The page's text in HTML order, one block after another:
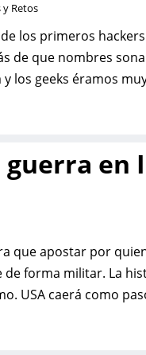
y Retos
los primeros
de que nombres
los geeks éramos
en
que apostar por
forma militar. La
USA caerá como